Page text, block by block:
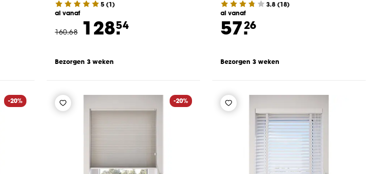
5 (1)
al vanaf
160.68 128.54
Bezorgen 3 weken
3.8 (18)
al vanaf
57.26
Bezorgen 3 weken
-20% -20%